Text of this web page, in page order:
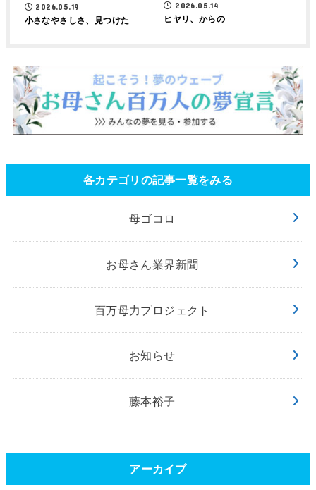
2026.05.19
小さなやさしさ、見つけた
2026.05.14
ヒヤリ、からの
各カテゴリの記事一覧をみる
母ゴコロ
お母さん業界新聞
百万母力プロジェクト
お知らせ
藤本裕子
アーカイブ